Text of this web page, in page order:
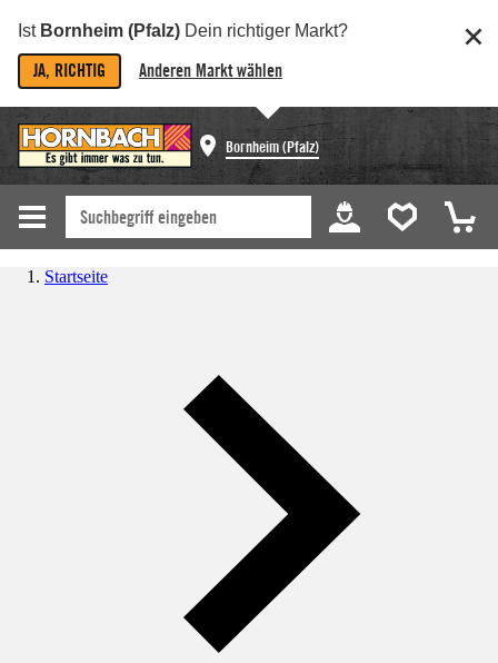
Ist Bornheim (Pfalz) Dein richtiger Markt?
JA, RICHTIG Anderen Markt wählen
Bornheim (Pfalz)
Startseite